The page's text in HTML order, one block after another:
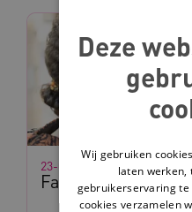
Familienetwerken
23-07-2026
Deze
Wij gebruiken
laten werken,
gebruikerservaring
cookies verzamelen